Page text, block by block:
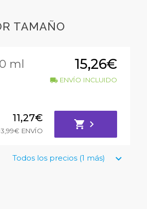
TAMAÑO
ml 15,26€
local_shippingENVÍO INCLUIDO
11,27€
ENVÍO
shopping_cart chevron_right
keyboard_arrow_down
Todos los precios (1 más)